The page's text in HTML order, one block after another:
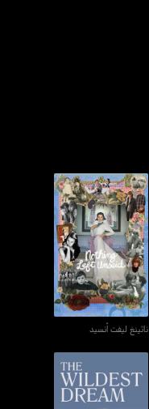
ناثينغ ليفت أنسيد
ناثينغ ليفت أنسيد